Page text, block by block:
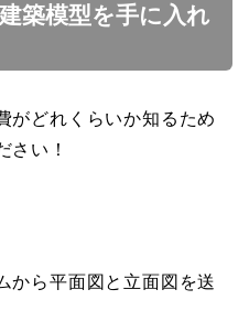
築模型を手に入れ
がどれくらいか知るため
さい！
から平面図と立面図を送